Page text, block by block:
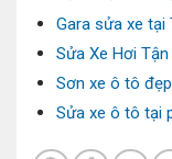
Gara sửa xe tại
Sửa Xe Hơi Tận
Sơn xe ô tô
Sửa xe ô tô tại